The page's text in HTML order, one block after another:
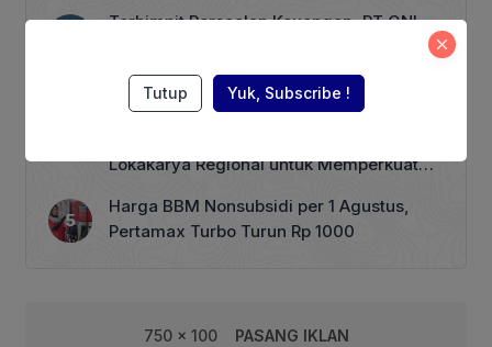
Terhimpit Persoalan Keuangan, PT GNI
2026
ASEAN Working Group, RECOFTC
Lokakarya Regional untuk Memperkuat
Harga BBM Nonsubsidi per 1 Agustus,
Pertamax Turbo Turun Rp 1000
750 x 100 PASANG IKLAN
Tutup Yuk, Subscribe !